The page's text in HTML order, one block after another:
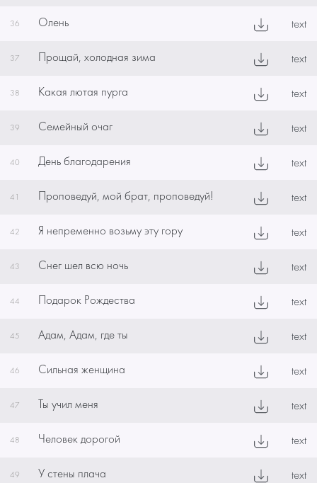
36 Олень text
37 Прощай, холодная зима text
38 Какая лютая пурга text
39 Семейный очаг text
40 День благодарения text
41 Проповедуй, мой брат, проповедуй! text
42 Я непременно возьму эту гору text
43 Снег шел всю ночь text
44 Подарок Рождества text
45 Адам, Адам, где ты text
46 Сильная женщина text
47 Ты учил меня text
48 Человек дорогой text
49 У стены плача text